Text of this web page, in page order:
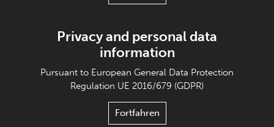
Privacy and personal data
information
Pursuant to European General Data Protection
Regulation UE 2016/679 (GDPR)
Fortfahren